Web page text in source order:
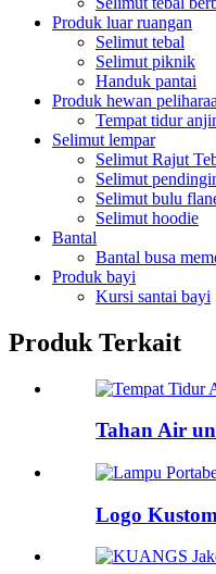
Produk luar ruangan
Selimut tebal
Selimut piknik
Handuk pantai
Produk hewan
Tempat tidur
Selimut lempar
Selimut Rajut
Selimut
Selimut bulu
Selimut hoodie
Bantal
Bantal busa
Produk bayi
Kursi santai bayi
Produk Terkait
Tahan Air
Logo